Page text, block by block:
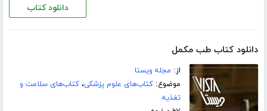
دانلود کتاب
دانلود کتاب طب مکمل
از: مجله ویستا
موضوع:کتاب‌های علوم پزشکی،کتاب‌های سلامت و
تغذیه